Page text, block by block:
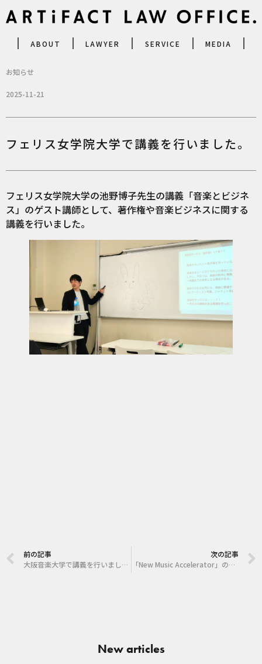
ABOUT LAWYER SERVICE MEDIA
お知らせ
2025-11-21
フェリス女学院大学で講義を行いました。
フェリス女学院大学の池野博子先生の講義「音楽とビジネ
ス」のゲスト講師として、著作権や音楽ビジネスに関する
講義を行いました。
前の記事
大阪音楽大学で講義を行いました。
次の記事
「New Music Accelerator」のメンターとして採択者への講義を行いました。
New articles